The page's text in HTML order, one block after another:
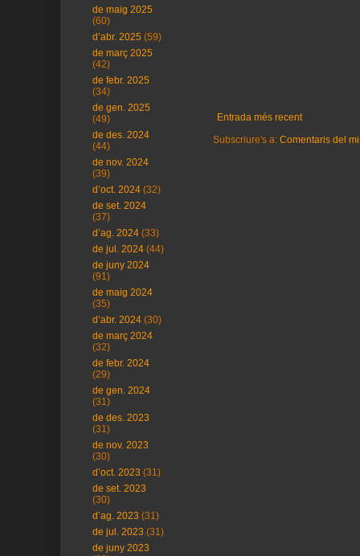
Entrada més recent
Subscriure's a: Comentaris del
de maig 2025
(60)
d’abr. 2025 (59)
de març 2025
(42)
de febr. 2025
(34)
de gen. 2025
(49)
de des. 2024
(44)
de nov. 2024
(39)
d’oct. 2024 (32)
de set. 2024
(37)
d’ag. 2024 (33)
de jul. 2024 (44)
de juny 2024
(91)
de maig 2024
(35)
d’abr. 2024 (30)
de març 2024
(32)
de febr. 2024
(29)
de gen. 2024
(31)
de des. 2023
(31)
de nov. 2023
(30)
d’oct. 2023 (31)
de set. 2023
(30)
d’ag. 2023 (31)
de jul. 2023 (31)
de juny 2023